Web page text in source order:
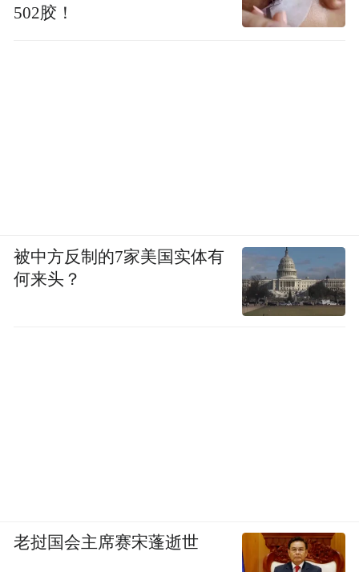
502胶！
被中方反制的7家美国实体有
何来头？
老挝国会主席赛宋蓬逝世